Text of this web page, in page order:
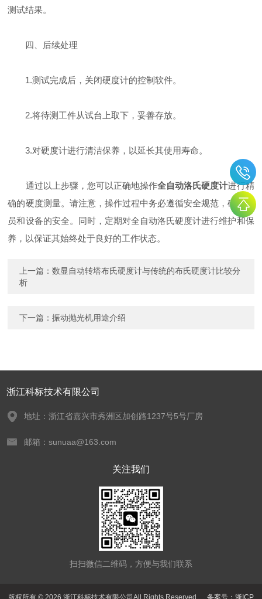
测试结果。
四、后续处理
1.测试完成后，关闭硬度计的控制软件。
2.将待测工件从试台上取下，妥善存放。
3.对硬度计进行清洁保养，以延长其使用寿命。
通过以上步骤，您可以正确地操作全自动洛氏硬度计进行精
确的硬度测量。请注意，操作过程中务必遵循安全规范，确保人
员和设备的安全。同时，定期对全自动洛氏硬度计进行维护和保
养，以保证其始终处于良好的工作状态。
上一篇：数显自动转塔布氏硬度计与传统的布氏硬度计比较分
析
下一篇：振动抛光机用途介绍
浙江科标技术有限公司
地址：浙江省嘉兴市秀洲区加创路1237号5号厂房
邮箱：sunuaa@163.com
关注我们
扫扫微信二维码，方便与我们联系
版权所有 © 2026 浙江科标技术有限公司All Rights Reserved 备案号：浙ICP